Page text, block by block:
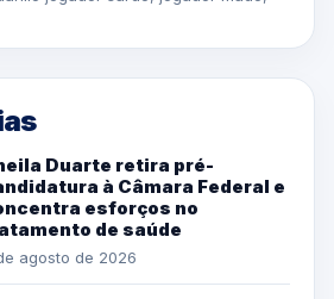
Duarte retira pré-
à Câmara Federal e
esforços no
de saúde
agosto de 2026